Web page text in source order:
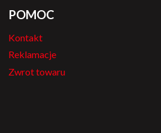
POMOC
Kontakt
Reklamacje
Zwrot towaru